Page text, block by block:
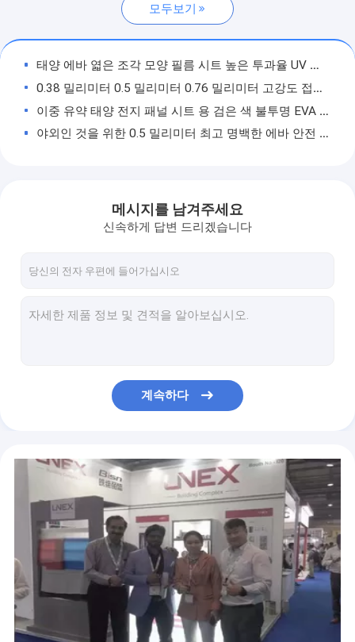
EVA 라미네이션 필름
유리 연삭 도구
글라스 드릴 툴
흡인컵 들치기
모두보기
태양 에바 엷은 조각 모양 필름 시트 높은 투과율 UV 방사 저항 0.76 밀리미터
0.38 밀리미터 0.5 밀리미터 0.76 밀리미터 고강도 접착제 색 에바 박판 제품 글래스 막 2300 밀리미터
이중 유약 태양 전지 패널 시트 용 검은 색 불투명 EVA 적층 필름
야외인 것을 위한 0.5 밀리미터 최고 명백한 에바 안전 유리 층상 필름
점착성 전기적으로 전도성 실버 페이스트 접착제 치수
야외인 라미네이트된 유리를 위한 극단적 명백한 속건성 접착제 에바 적층막
PDLC 절체 가능한 현명한 영화 전기 유백 유리는 셀프 접착제 80000h를 착색시켰습니다
빨간 수지 컵 유리 연삭은 그라인더를 위한 블레이드를 움직입니다
80 밀리미터 글라스 연삭용 휠은 더블 엣징 머신을 위해 다이아몬드 연마 컵을 분할했습니다
안경 베벨링 장치 22 밀리미터 동안 4 인치 다이아몬드 연삭 휠
울은 마멸 유리 연삭이 밝기 나선형 버프 연마를 움직인다고 느꼈습니다
10대 충돌 그라인딩 디스크, 170 밀리미터 글라스 연마휠 60 에치 공정
메시지를 남겨주세요
신속하게 답변 드리겠습니다
계속하다